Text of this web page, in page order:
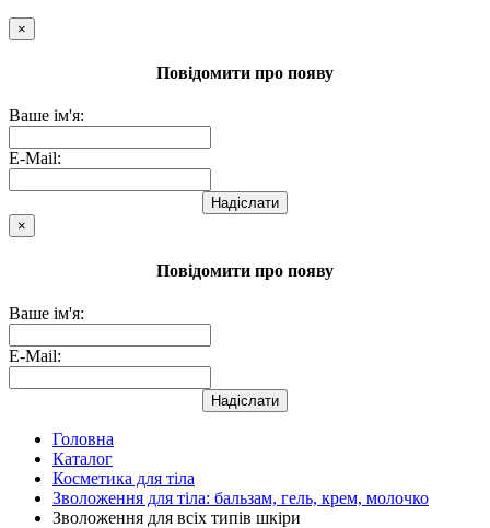
×
Повідомити про появу
Ваше ім'я:
E-Mail:
Надіслати
×
Повідомити про появу
Ваше ім'я:
E-Mail:
Надіслати
Головна
Каталог
Косметика для тіла
Зволоження для тіла: бальзам, гель, крем, молочко
Зволоження для всіх типів шкіри